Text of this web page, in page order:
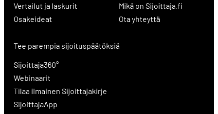
Vertailut ja laskurit
Osakeideat
Mikä on Sijoittaja.fi
Ota yhteyttä
Tee parempia sijoituspäätöksiä
Sijoittaja360°
Webinaarit
Tilaa ilmainen Sijoittajakirje
SijoittajaApp